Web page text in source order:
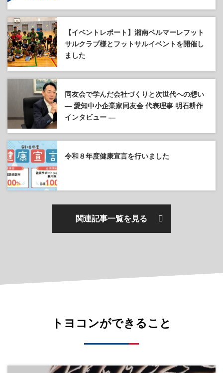
【イベントレポート】湘南ベルマーレフット
サルクラブ様とフットサルイベントを開催し
ました
同友会で学んだ会社づくりと次世代への想い
― 愛知中小企業家同友会 代表理事 明石耕作
インタビュー ―
令和８年度健康宣言を行いました
関連記事一覧を見る
トヨコンができること